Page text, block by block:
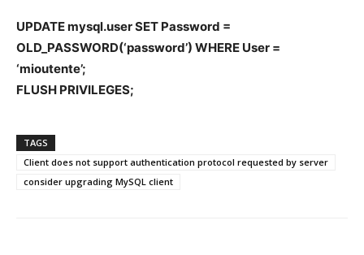
UPDATE mysql.user SET Password =
OLD_PASSWORD(‘password’) WHERE User =
‘mioutente’;
FLUSH PRIVILEGES;
TAGS
Client does not support authentication protocol requested by server
consider upgrading MySQL client